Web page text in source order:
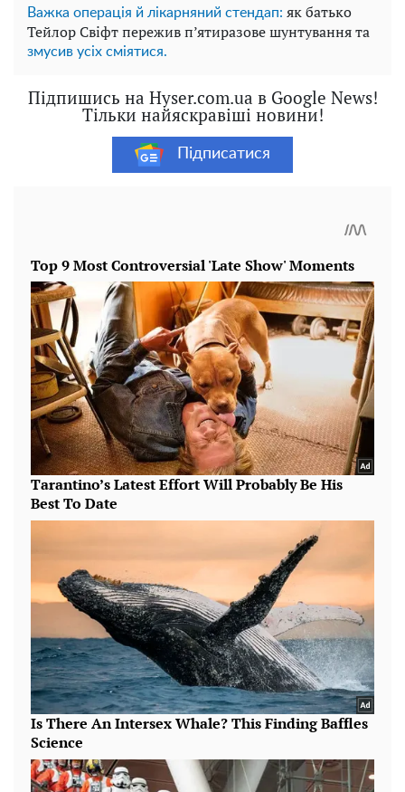
Важка операція й лікарняний стендап: як батько
Тейлор Свіфт пережив п’ятиразове шунтування та
змусив усіх сміятися.
Підпишись на Hyser.com.ua в Google News!
Тільки найяскравіші новини!
Підписатися